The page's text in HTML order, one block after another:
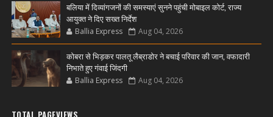
बलिया में दिव्यांगजनों की समस्याएं सुनने पहुंची मोबाइल कोर्ट, राज्य
आयुक्त ने दिए सख्त निर्देश
Ballia Express Aug 04, 2026
कोबरा से भिड़कर पालतू लैब्राडोर ने बचाई परिवार की जान, वफादारी
निभाते हुए गंवाई जिंदगी
Ballia Express Aug 04, 2026
TOTAL PAGEVIEWS